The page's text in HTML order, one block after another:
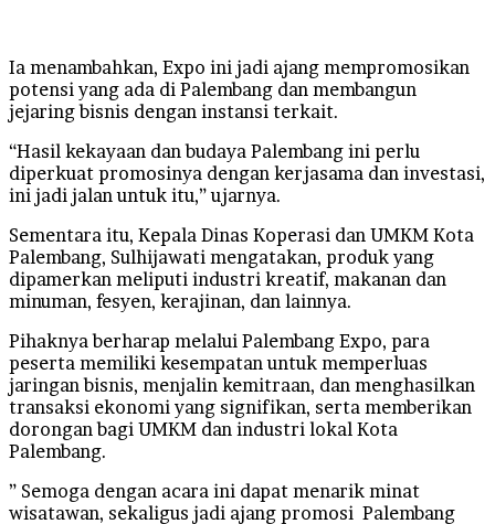
Ia menambahkan, Expo ini jadi ajang mempromosikan
potensi yang ada di Palembang dan membangun
jejaring bisnis dengan instansi terkait.
“Hasil kekayaan dan budaya Palembang ini perlu
diperkuat promosinya dengan kerjasama dan investasi,
ini jadi jalan untuk itu,” ujarnya.
Sementara itu, Kepala Dinas Koperasi dan UMKM Kota
Palembang, Sulhijawati mengatakan, produk yang
dipamerkan meliputi industri kreatif, makanan dan
minuman, fesyen, kerajinan, dan lainnya.
Pihaknya berharap melalui Palembang Expo, para
peserta memiliki kesempatan untuk memperluas
jaringan bisnis, menjalin kemitraan, dan menghasilkan
transaksi ekonomi yang signifikan, serta memberikan
dorongan bagi UMKM dan industri lokal Kota
Palembang.
” Semoga dengan acara ini dapat menarik minat
wisatawan, sekaligus jadi ajang promosi Palembang